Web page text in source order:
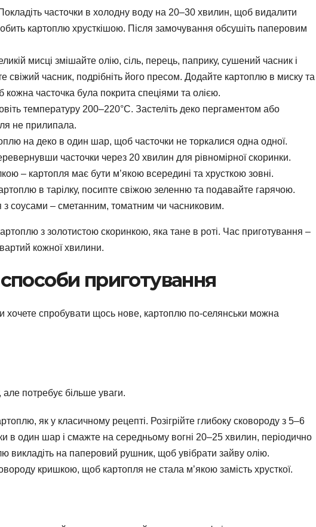
часточки в холодну воду на 20–30 хвилин, щоб видалити
картоплю хрусткішою. Після замочування обсушіть паперовим
мисці змішайте олію, сіль, перець, паприку, сушений часник і
свіжий часник, подрібніть його пресом. Додайте картоплю в миску та
часточка була покрита спеціями та олією.
температуру 200–220°C. Застеліть деко пергаментом або
не прилипала.
на деко в один шар, щоб часточки не торкалися одна одної.
часточки через 20 хвилин для рівномірної скоринки.
– картопля має бути м’якою всередині та хрусткою зовні.
в тарілку, посипте свіжою зеленню та подавайте гарячою.
з соусами – сметанним, томатним чи часниковим.
з золотистою скоринкою, яка тане в роті. Час приготування –
кожної хвилини.
приготування
хочете спробувати щось нове, картоплю по-селянськи можна
потребує більше уваги.
як у класичному рецепті. Розігрійте глибоку сковороду з 5–6
в один шар і смажте на середньому вогні 20–25 хвилин, періодично
викладіть на паперовий рушник, щоб увібрати зайву олію.
кришкою, щоб картопля не стала м’якою замість хрусткої.